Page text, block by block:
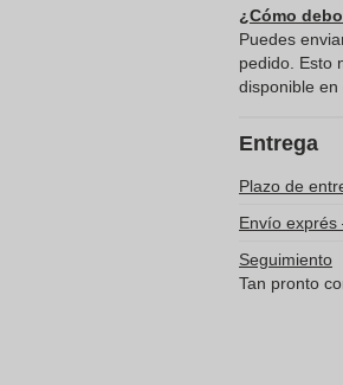
¿Cómo
Puedes
pedido. Esto
disponible
Entrega
Plazo de
Envío exprés
Seguimiento
Tan pronto